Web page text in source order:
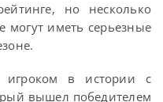
но несколько
иметь серьезные
в истории с
вышел победителем